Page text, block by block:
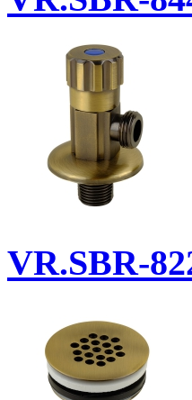
VR.SBR-